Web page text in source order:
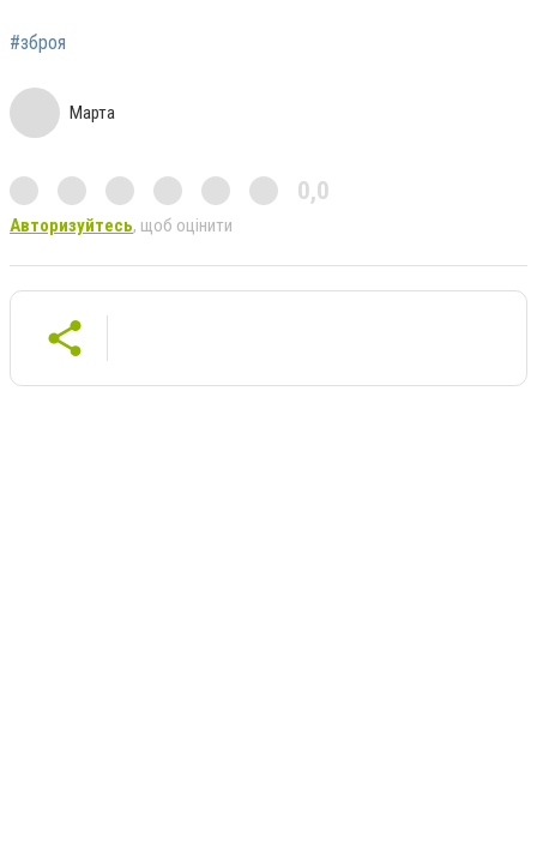
#зброя
Марта
0,0
Авторизуйтесь, щоб оцінити